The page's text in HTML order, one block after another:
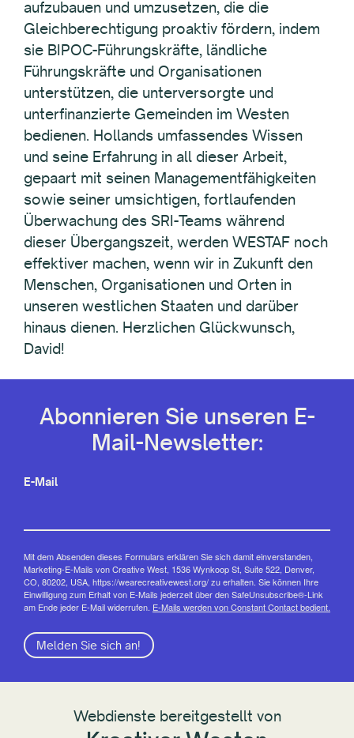
aufzubauen und umzusetzen, die die
Gleichberechtigung proaktiv fördern, indem
sie BIPOC-Führungskräfte, ländliche
Führungskräfte und Organisationen
unterstützen, die unterversorgte und
unterfinanzierte Gemeinden im Westen
bedienen. Hollands umfassendes Wissen
und seine Erfahrung in all dieser Arbeit,
gepaart mit seinen Managementfähigkeiten
sowie seiner umsichtigen, fortlaufenden
Überwachung des SRI-Teams während
dieser Übergangszeit, werden WESTAF noch
effektiver machen, wenn wir in Zukunft den
Menschen, Organisationen und Orten in
unseren westlichen Staaten und darüber
hinaus dienen. Herzlichen Glückwunsch,
David!
Abonnieren Sie unseren E-
Mail-Newsletter:
E-Mail
Mit dem Absenden dieses Formulars erklären Sie sich damit einverstanden,
Marketing-E-Mails von Creative West, 1536 Wynkoop St, Suite 522, Denver,
CO, 80202, USA, https://wearecreativewest.org/ zu erhalten. Sie können Ihre
Einwilligung zum Erhalt von E-Mails jederzeit über den SafeUnsubscribe®-Link
am Ende jeder E-Mail widerrufen. E-Mails werden von Constant Contact bedient.
Melden Sie sich an!
Webdienste bereitgestellt von